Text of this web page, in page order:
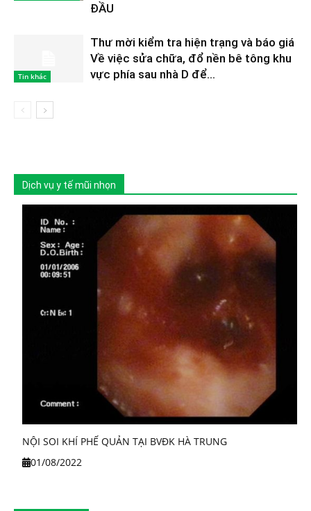
ĐẦU
Tin khác
Thư mời kiểm tra hiện trạng và báo giá
Về việc sửa chữa, đổ nền bê tông khu
vực phía sau nhà D để...
Dịch vụ y tế mũi nhọn
NỘI SOI KHÍ PHẾ QUẢN TẠI BVĐK HÀ TRUNG
01/08/2022